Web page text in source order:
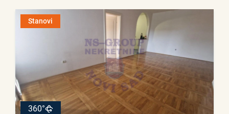
Stanovi
360°